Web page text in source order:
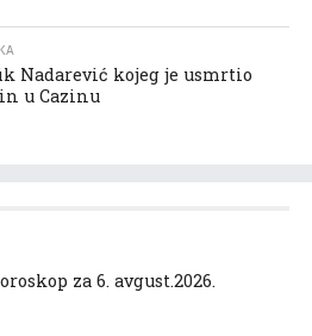
Nadarević kojeg je usmrtio
u Cazinu
za 6. avgust.2026.